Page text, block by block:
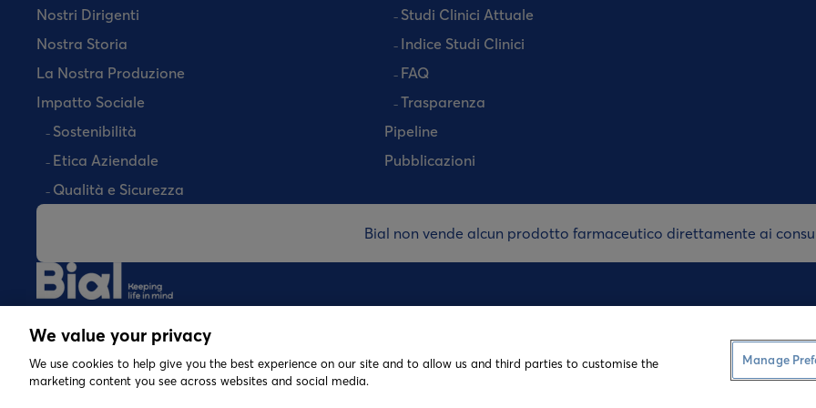
Nostri Dirigenti
Nostra Storia
La Nostra Produzione
Impatto Sociale
Sostenibilità
Etica Aziendale
Qualità e Sicurezza
Studi Clinici Attuale
Indice Studi Clinici
FAQ
Trasparenza
Pipeline
Pubblicazioni
Bial non vende alcun prodotto farmaceutico direttamente ai
We value your privacy
We use cookies to help give you the best experience on our site and to allow us and third parties to customise the
marketing content you see across websites and social media.
Manage